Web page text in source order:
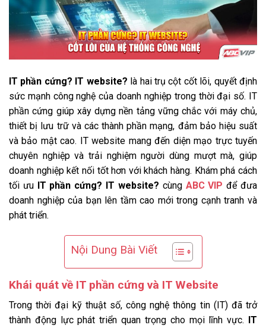
IT phần cứng? IT website? là hai trụ cột cốt lõi, quyết định
sức mạnh công nghệ của doanh nghiệp trong thời đại số. IT
phần cứng giúp xây dựng nền tảng vững chắc với máy chủ,
thiết bị lưu trữ và các thành phần mạng, đảm bảo hiệu suất
và bảo mật cao. IT website mang đến diện mạo trực tuyến
chuyên nghiệp và trải nghiệm người dùng mượt mà, giúp
doanh nghiệp kết nối tốt hơn với khách hàng. Khám phá cách
tối ưu IT phần cứng? IT website? cùng ABC VIP để đưa
doanh nghiệp của bạn lên tầm cao mới trong cạnh tranh và
phát triển.
Nội Dung Bài Viết
Khái quát về IT phần cứng và IT Website
Trong thời đại kỹ thuật số, công nghệ thông tin (IT) đã trở
thành động lực phát triển quan trọng cho mọi lĩnh vực.
IT